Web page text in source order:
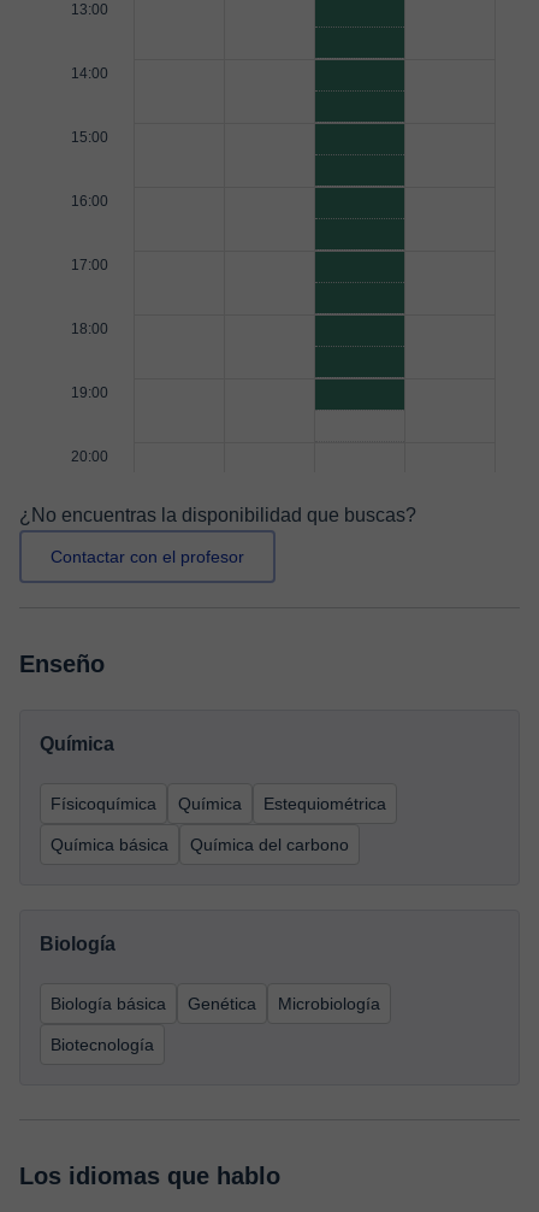
13:00
14:00
15:00
16:00
17:00
18:00
19:00
20:00
¿No encuentras la disponibilidad que buscas?
Contactar con el profesor
Enseño
Química
Físicoquímica Química Estequiométrica
Química básica Química del carbono
Biología
Biología básica Genética Microbiología
Biotecnología
Los idiomas que hablo